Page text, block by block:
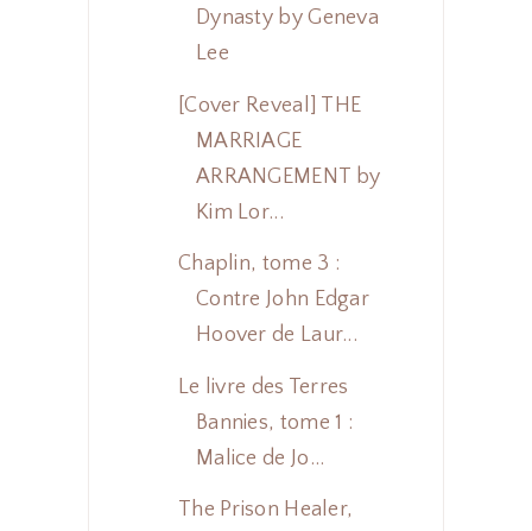
Dynasty by Geneva
Lee
[Cover Reveal] THE
MARRIAGE
ARRANGEMENT by
Kim Lor...
Chaplin, tome 3 :
Contre John Edgar
Hoover de Laur...
Le livre des Terres
Bannies, tome 1 :
Malice de Jo...
The Prison Healer,